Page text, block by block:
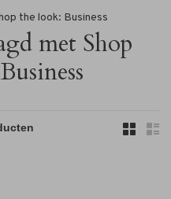
the look: Business
met Shop